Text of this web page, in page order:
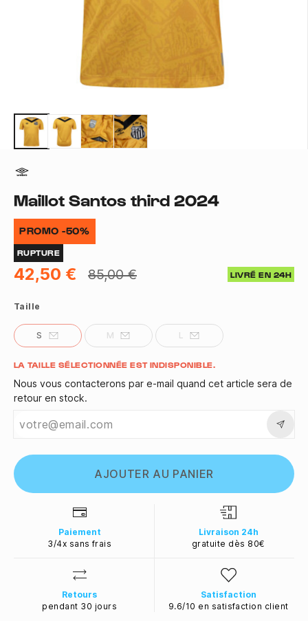
Maillot Santos third 2024
PROMO -50%
RUPTURE
42,50 € 85,00 € LIVRÉ EN 24H
Taille
S M L
Quantité
LA TAILLE SÉLECTIONNÉE EST INDISPONIBLE.
Nous vous contacterons par e-mail quand cet article sera de
retour en stock.
AJOUTER AU PANIER
Paiement
3/4x sans frais
Livraison 24h
gratuite dès 80€
Retours
pendant 30 jours
Satisfaction
9.6/10 en satisfaction client